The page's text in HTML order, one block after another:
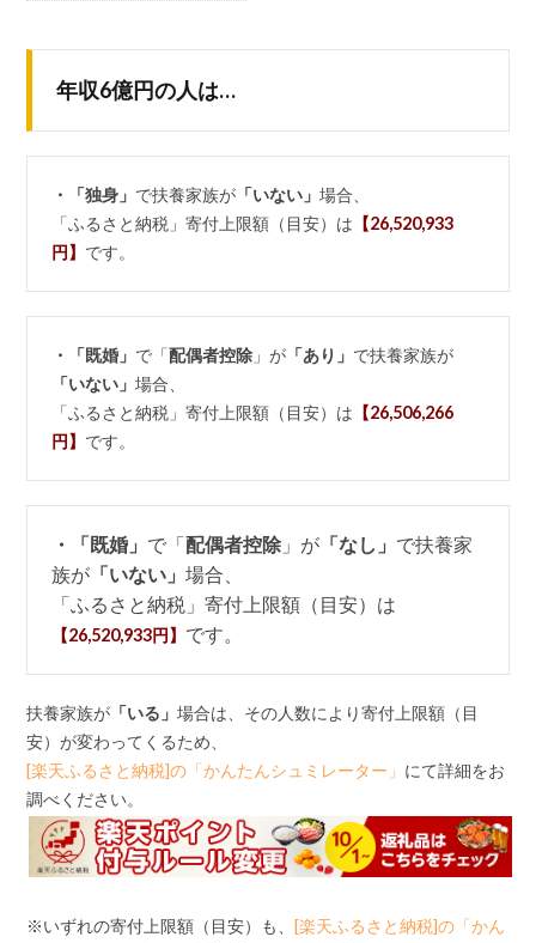
年収6億円の人は…
・「独身」 で扶養家族が 「いない」場合、
「ふるさと納税」寄付上限額（目安）は 【26,520,933
円】 です。
・「既婚」 で「配偶者控除 」が 「あり」 で扶養家族が
「いない」場合、
「ふるさと納税」寄付上限額（目安）は 【26,506,266
円】 です。
・「既婚」 で「配偶者控除 」が 「なし」 で扶養家
族が 「いない」場合、
「ふるさと納税」寄付上限額（目安）は
【26,520,933円】 です。
扶養家族が 「いる」場合は、その人数により寄付上限額（目
安）が変わってくるため、
[楽天ふるさと納税]の「かんたんシュミレーター」 にて詳細をお
調べください。
※いずれの寄付上限額（目安）も、[楽天ふるさと納税]の「かん